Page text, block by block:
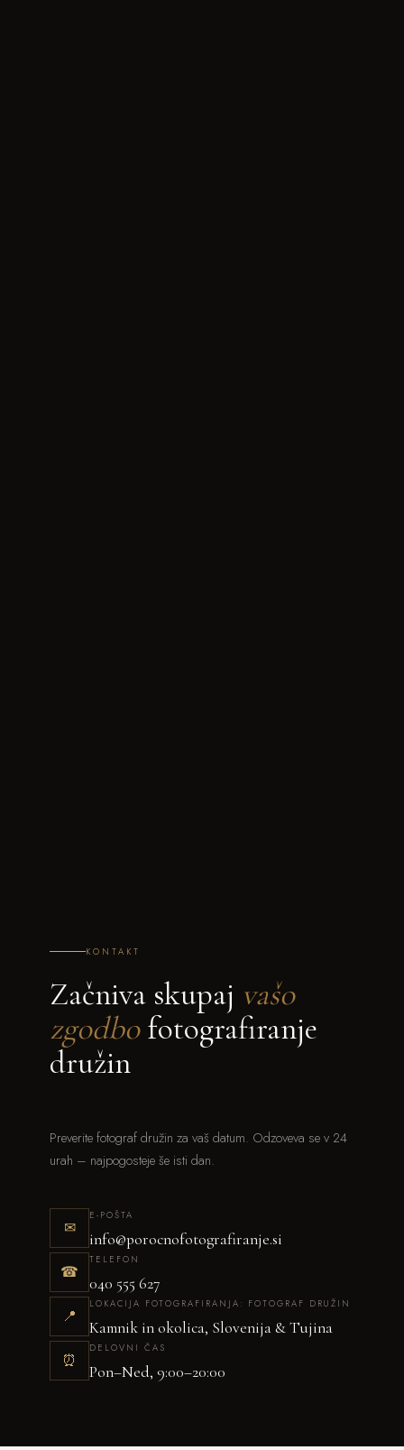
KONTAKT
Začniva skupaj vašo
zgodbofotografiranje
družin
Preverite fotograf družin za vaš datum. Odzoveva se v 24
urah – najpogosteje še isti dan.
✉
E-POŠTA
info@porocnofotografiranje.si
☎
TELEFON
040 555 627
📍
LOKACIJA FOTOGRAFIRANJA: FOTOGRAF DRUŽIN
Kamnik in okolica, Slovenija & Tujina
⏰
DELOVNI ČAS
Pon–Ned, 9:00–20:00